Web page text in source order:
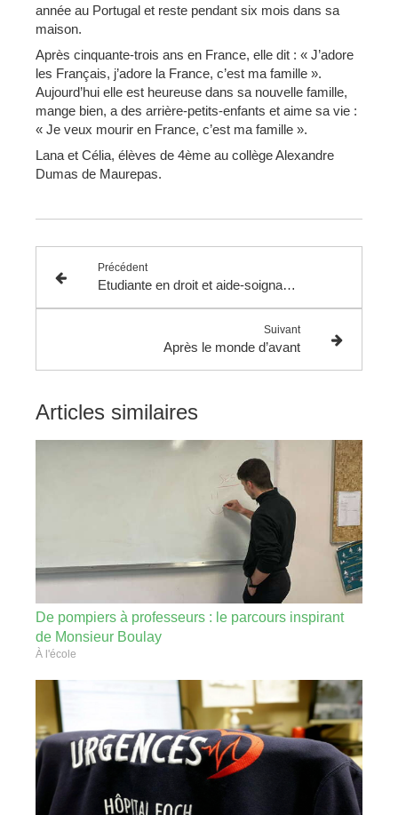
année au Portugal et reste pendant six mois dans sa
maison.
Après cinquante-trois ans en France, elle dit : « J’adore
les Français, j’adore la France, c’est ma famille ».
Aujourd’hui elle est heureuse dans sa nouvelle famille,
mange bien, a des arrière-petits-enfants et aime sa vie :
« Je veux mourir en France, c’est ma famille ».
Lana et Célia, élèves de 4ème au collège Alexandre
Dumas de Maurepas.
Précédent
Etudiante en droit et aide-soignante confrontée au Covid pour se faire un peu d’argent
Suivant
Après le monde d’avant
Articles similaires
De pompiers à professeurs : le parcours inspirant
de Monsieur Boulay
À l'école